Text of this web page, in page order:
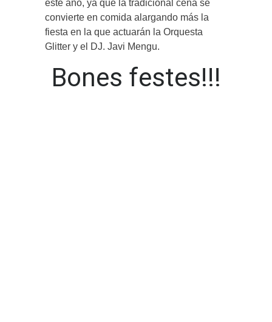
este año, ya que la tradicional cena se
convierte en comida alargando más la
fiesta en la que actuarán la Orquesta
Glitter y el DJ. Javi Mengu.
Bones festes!!!